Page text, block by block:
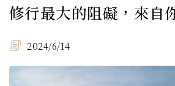
修行最大的阻礙，來自
2024/6/14